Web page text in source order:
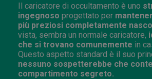
Il caricatore di occultamento è uno
ingegnoso progettato per
più preziosi completamente
vista, sembra un normale caricatore,
che si trovano comunemente in
Questo aspetto standard è il suo
nessuno sospetterebbe che
compartimento segreto.